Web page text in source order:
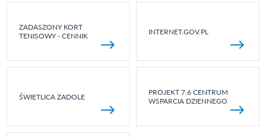
ZADASZONY KORT
TENISOWY - CENNIK
INTERNET.GOV.PL
ŚWIETLICA ZADOLE
PROJEKT 7.6 CENTRUM
WSPARCIA DZIENNEGO